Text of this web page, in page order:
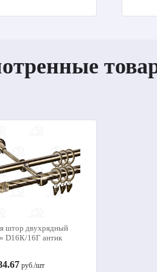
штор двухрядный
D16К/16Г антик
руб./шт